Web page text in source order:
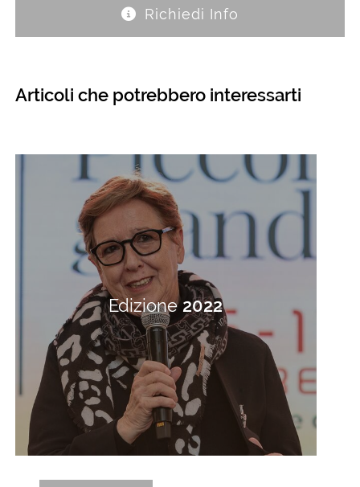
Richiedi Info
Articoli che potrebbero interessarti
Edizione2022